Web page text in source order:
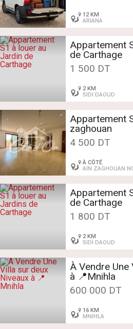
12 KM
ARIANA
Appartement
de Carthage
1 500 DT
2 KM
SIDI DAOUD
Appartement
zaghouan
4 500 DT
À CÔTÉ
AIN ZAGHOUAN
Appartement
de Carthage
1 800 DT
2 KM
SIDI DAOUD
À Vendre Une
à 📍Mnihla
600 000 DT
16 KM
MNIHLA